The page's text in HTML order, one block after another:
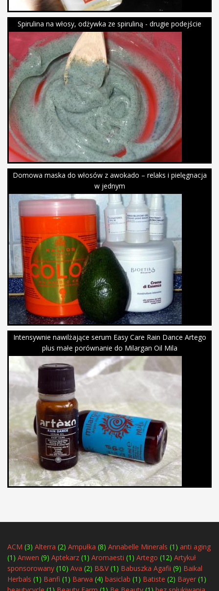
Spirulina na włosy, odżywka ze spiruliną - drugie podejście
Domowa maska do włosów z awokado – relaks i pielęgnacja
w jednym
Intensywnie nawilżające serum Easy Care Rain Dance Artego
plus małe porównanie do Milargan Oil Mila
ACM (3) Alterra (2) Ampułka (8) Annabelle Minerals (1) anti aging
(1) Anwen (9) Aptekarz (1) Aromaesti (1) Artego (12) Artykuł
sponsorowany (10) Ava (2) B&V(1) Babuszka Agafii (9) Baikal
Herbals (1) Banfi (1) Barwa (4) basiclab (1) Batiste (2) Bayer (1)